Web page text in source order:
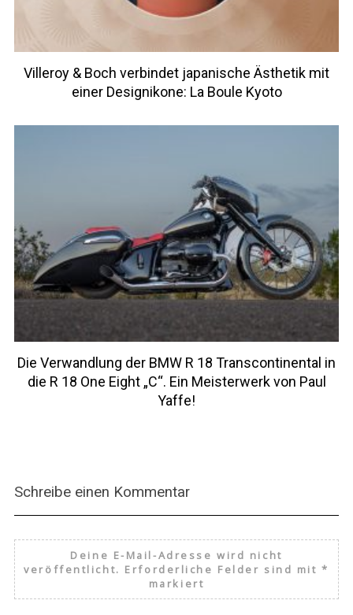
Villeroy & Boch verbindet japanische Ästhetik mit
einer Designikone: La Boule Kyoto
Die Verwandlung der BMW R 18 Transcontinental in
die R 18 One Eight „C“. Ein Meisterwerk von Paul
Yaffe!
Schreibe einen Kommentar
Deine E-Mail-Adresse wird nicht
veröffentlicht. Erforderliche Felder sind mit*
markiert